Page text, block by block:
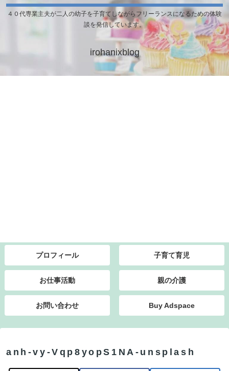
４０代専業主夫が二人の幼子を子育てしながらフリーランスになるための体験
談を発信しています。
irohanixblog
プロフィール 子育て育児
お仕事活動 親の介護
お問い合わせ Buy Adspace
anh-vy-Vqp8yopS1NA-unsplash